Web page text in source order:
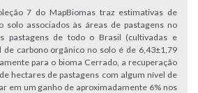
7 do MapBiomas traz estimativas de
solo associados às áreas de pastagens no
pastagens de todo o Brasil (cultivadas e
carbono orgânico no solo é de 6,43±1,79
para o bioma Cerrado, a recuperação
hectares de pastagens com algum nível de
em um ganho de aproximadamente 6% nos